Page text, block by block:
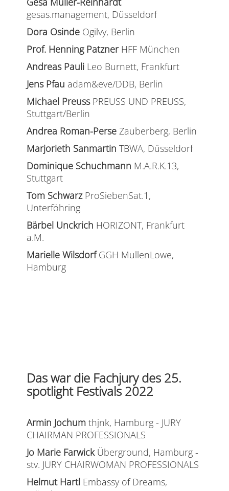
gesas.management, Düsseldorf
Dora Osinde Ogilvy, Berlin
Prof. Henning PatznerHFF München
Andreas Pauli Leo Burnett, Frankfurt
Jens Pfau adam&eve/DDB, Berlin
Michael PreussPREUSS UND PREUSS,
Stuttgart/Berlin
Andrea Roman-Perse Zauberberg, Berlin
Marjorieth Sanmartin TBWA, Düsseldorf
Dominique Schuchmann M.A.R.K.13,
Stuttgart
Tom SchwarzProSiebenSat.1,
Unterföhring
Bärbel Unckrich HORIZONT, Frankfurt
a.M.
Marielle WilsdorfGGH MullenLowe,
Hamburg
Das war die Fachjury des 25.
spotlight Festivals 2022
Armin Jochumthjnk, Hamburg - JURY
CHAIRMAN PROFESSIONALS
Jo Marie Farwick Überground, Hamburg -
stv. JURY CHAIRWOMAN PROFESSIONALS
Helmut Hartl Embassy of Dreams,